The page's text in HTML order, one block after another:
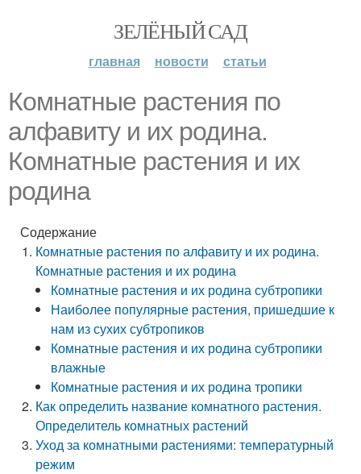
ЗЕЛЁНЫЙ САД
главная новости статьи
Комнатные растения по
алфавиту и их родина.
Комнатные растения и их
родина
Содержание
Комнатные растения по алфавиту и их родина.
Комнатные растения и их родина
Комнатные растения и их родина субтропики
Наиболее популярные растения, пришедшие к
нам из сухих субтропиков
Комнатные растения и их родина субтропики
влажные
Комнатные растения и их родина тропики
Как определить название комнатного растения.
Определитель комнатных растений
Уход за комнатными растениями: температурный
режим